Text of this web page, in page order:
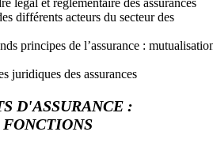
différents acteurs du secteur des
principes de l’assurance :
juridiques des assurances
D'ASSURANCE :